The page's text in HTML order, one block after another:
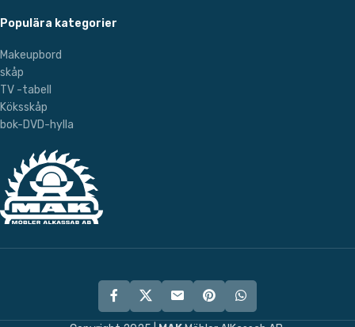
Populära kategorier
Makeupbord
skåp
TV -tabell
Köksskåp
bok-DVD-hylla